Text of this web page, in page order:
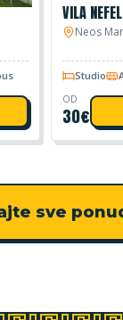
VILA
Neos
Studio
OD
30€
sve